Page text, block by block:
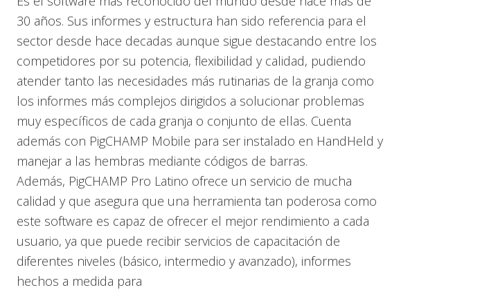
30 años. Sus informes y estructura han sido referencia para el
sector desde hace decadas aunque sigue destacando entre los
competidores por su potencia, flexibilidad y calidad, pudiendo
atender tanto las necesidades más rutinarias de la granja como
los informes más complejos dirigidos a solucionar problemas
muy específicos de cada granja o conjunto de ellas. Cuenta
además con PigCHAMP Mobile para ser instalado en HandHeld y
manejar a las hembras mediante códigos de barras.
Además, PigCHAMP Pro Latino ofrece un servicio de mucha
calidad y que asegura que una herramienta tan poderosa como
este software es capaz de ofrecer el mejor rendimiento a cada
usuario, ya que puede recibir servicios de capacitación de
diferentes niveles (básico, intermedio y avanzado), informes
hechos a medida para